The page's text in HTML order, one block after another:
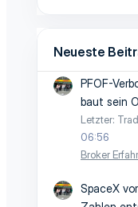
Neueste
PFOF-
baut sein
Letzter:
06:56
Broker
SpaceX